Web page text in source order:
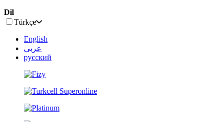
Dil
Türkçe
English
عربى
русский